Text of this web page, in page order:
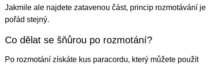
Jakmile ale najdete zatavenou část, princip rozmotávání je
pořád stejný.
Co dělat se šňůrou po rozmotání?
Po rozmotání získáte kus paracordu, který můžete použít